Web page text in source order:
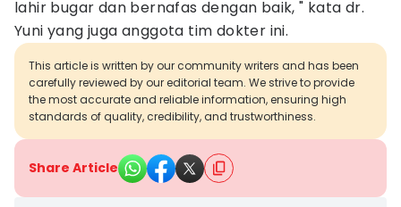
lahir bugar dan bernafas dengan baik, " kata dr.
Yuni yang juga anggota tim dokter ini.
This article is written by our community writers and has been
carefully reviewed by our editorial team. We strive to provide
the most accurate and reliable information, ensuring high
standards of quality, credibility, and trustworthiness.
Share Article